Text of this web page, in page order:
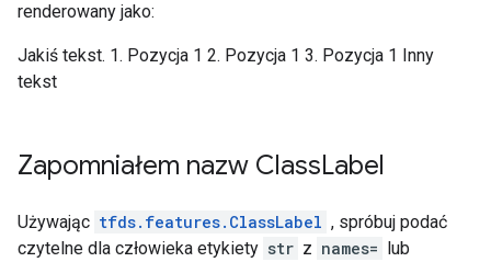
renderowany jako:
Jakiś tekst. 1. Pozycja 1 2. Pozycja 1 3. Pozycja 1 Inny
tekst
Zapomniałem nazw ClassLabel
Używając tfds.features.ClassLabel , spróbuj podać
czytelne dla człowieka etykiety str z names= lub